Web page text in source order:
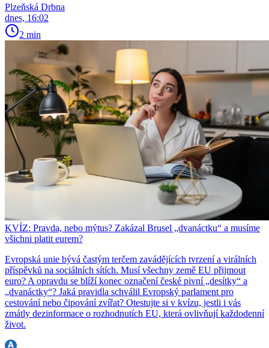
Plzeňská Drbna
dnes, 16:02
2 min
KVÍZ: Pravda, nebo mýtus? Zakázal Brusel „dvanáctku“ a musíme
všichni platit eurem?
Evropská unie bývá častým terčem zavádějících tvrzení a virálních
příspěvků na sociálních sítích. Musí všechny země EU přijmout
euro? A opravdu se blíží konec označení české pivní „desítky“ a
„dvanáctky“? Jaká pravidla schválil Evropský parlament pro
cestování nebo čipování zvířat? Otestujte si v kvízu, jestli i vás
zmátly dezinformace o rozhodnutích EU, která ovlivňují každodenní
život.